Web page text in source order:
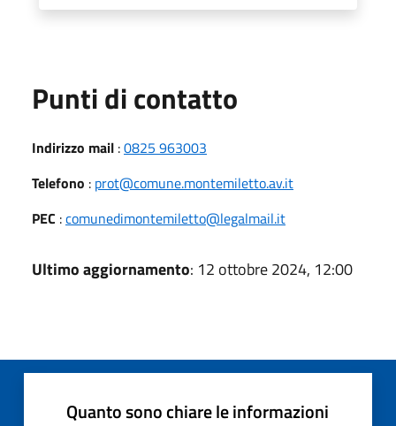
Punti di contatto
Indirizzo mail :0825 963003
Telefono : prot@comune.montemiletto.av.it
PEC :comunedimontemiletto@legalmail.it
Ultimo aggiornamento: 12 ottobre 2024, 12:00
Quanto sono chiare le informazioni